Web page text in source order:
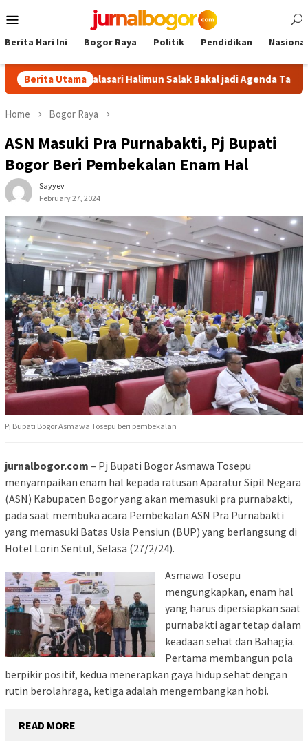
to
Menu
Berita Hari Ini Bogor Raya Politik Pendidikan Nasional
Berita Utama
Malasari Halimun Salak Bakal jadi Agenda Tahunan
Home Bogor Raya
ASN Masuki Pra Purnabakti, Pj Bupati
Bogor Beri Pembekalan Enam Hal
Sayyev
February 27, 2024
Pj Bupati Bogor Asmawa Tosepu beri pembekalan
jurnalbogor.com – Pj Bupati Bogor Asmawa Tosepu
menyampaikan enam hal kepada ratusan Aparatur Sipil Negara
(ASN) Kabupaten Bogor yang akan memasuki pra purnabakti,
pada saat membuka acara Pembekalan ASN Pra Purnabakti
yang memasuki Batas Usia Pensiun (BUP) yang berlangsung di
Hotel Lorin Sentul, Selasa (27/2/24).
Asmawa Tosepu
mengungkapkan, enam hal
yang harus dipersiapkan saat
purnabakti agar tetap dalam
keadaan sehat dan Bahagia.
Pertama membangun pola
berpikir positif, kedua menerapkan gaya hidup sehat dengan
rutin berolahraga, ketiga adalah mengembangkan hobi.
READ MORE